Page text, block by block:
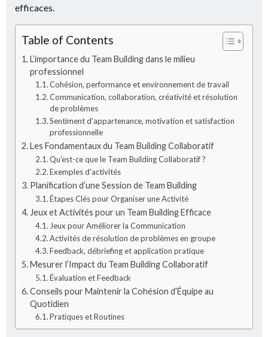
efficaces.
Table of Contents
L’importance du Team Building dans le milieu
professionnel
Cohésion, performance et environnement de travail
Communication, collaboration, créativité et résolution
de problèmes
Sentiment d’appartenance, motivation et satisfaction
professionnelle
Les Fondamentaux du Team Building Collaboratif
Qu’est-ce que le Team Building Collaboratif ?
Exemples d’activités
Planification d’une Session de Team Building
Étapes Clés pour Organiser une Activité
Jeux et Activités pour un Team Building Efficace
Jeux pour Améliorer la Communication
Activités de résolution de problèmes en groupe
Feedback, débriefing et application pratique
Mesurer l’Impact du Team Building Collaboratif
Évaluation et Feedback
Conseils pour Maintenir la Cohésion d’Équipe au
Quotidien
Pratiques et Routines